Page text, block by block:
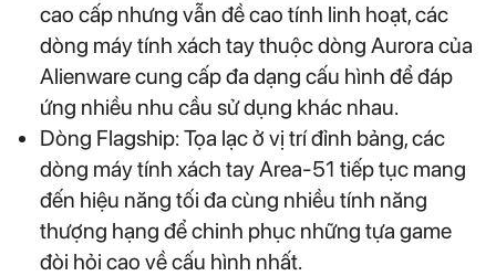
cao cấp nhưng vẫn đề cao tính linh hoạt, các
dòng máy tính xách tay thuộc dòng Aurora của
Alienware cung cấp đa dạng cấu hình để đáp
ứng nhiều nhu cầu sử dụng khác nhau.
Dòng Flagship: Tọa lạc ở vị trí đỉnh bảng, các
dòng máy tính xách tay Area-51 tiếp tục mang
đến hiệu năng tối đa cùng nhiều tính năng
thượng hạng để chinh phục những tựa game
đòi hỏi cao về cấu hình nhất.